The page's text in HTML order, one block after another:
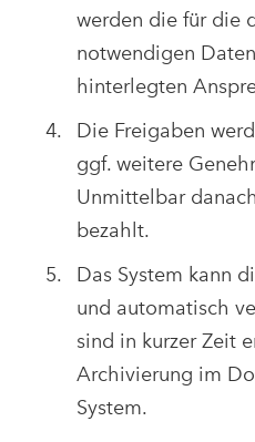
werden die für die
notwendigen
hinterlegten
Die Freigaben
ggf. weitere
Unmittelbar
bezahlt.
Das System kann
und automatisch
sind in kurzer Zeit
Archivierung im
System.